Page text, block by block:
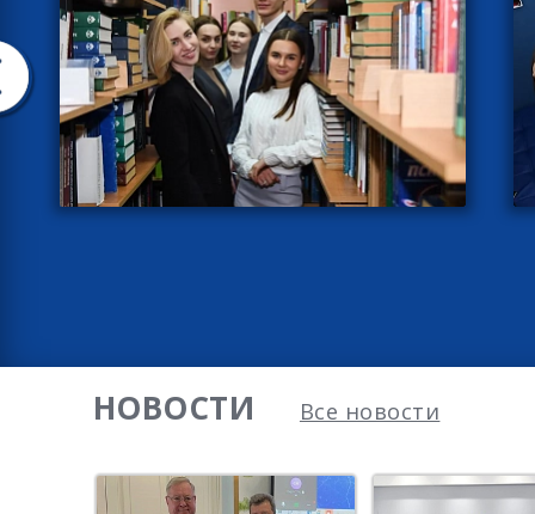
НОВОСТИ Все новости